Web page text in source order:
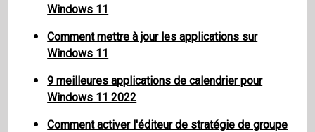
Windows 11
Comment mettre à jour les applications sur
Windows 11
9 meilleures applications de calendrier pour
Windows 11 2022
Comment activer l'éditeur de stratégie de groupe